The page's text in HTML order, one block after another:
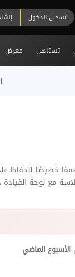
تسجيل الدخول
تستاهل معرض
خصيصًا للحفاظ
مع لوحة القيادة
الأسبوع الماضي